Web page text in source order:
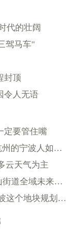
代的壮阔
驾马车"
封顶
令人无语
定要管住嘴
挂牌3个月后成交 看看这位生活在杭州的宁波人如何远程卖房
云天气为主
探索"众筹自治"养老新模式！招宝山街道全域未来社区创建方案来了
事关镇海中学甬江校区二期用地 宁波这个地块规划调整